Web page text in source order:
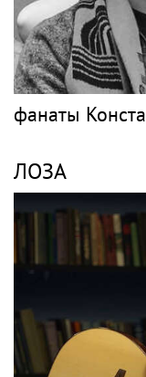
фанаты
ЛОЗА